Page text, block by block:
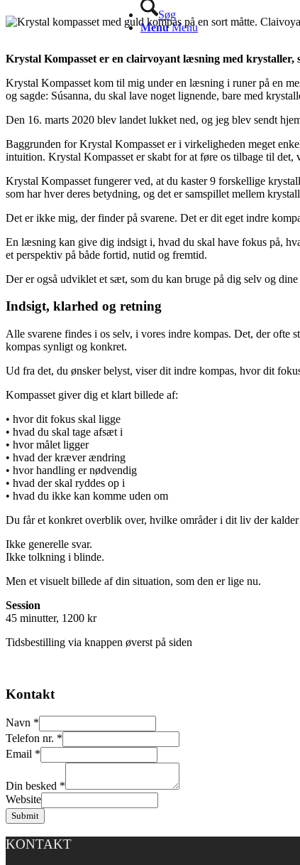
Søg
Menu Menu
Krystal Kompasset er en clairvoyant læsning med
Krystal Kompasset kom til mig under en læsning i runer på en
og sagde: Súsanna, du skal lave noget lignende, bare med
Den 16. marts 2020 blev landet lukket ned, og jeg blev sendt
Baggrunden for Krystal Kompasset er i virkeligheden meget
intuition. Krystal Kompasset er skabt for at føre os tilbage til det,
Krystal Kompasset fungerer ved, at du kaster 9 forskellige
som har hver deres betydning, og det er samspillet mellem
Det er ikke mig, der finder på svarene. Det er dit eget indre
En læsning kan give dig indsigt i, hvad du skal have fokus på,
et perspektiv på både fortid, nutid og fremtid.
Der er også udviklet et sæt, som du kan bruge på dig selv og
Indsigt, klarhed og retning
Alle svarene findes i os selv, i vores indre kompas. Det, der ofte
kompas synligt og konkret.
Ud fra det, du ønsker belyst, viser dit indre kompas, hvor dit
Kompasset giver dig et klart billede af:
• hvor dit fokus skal ligge
• hvad du skal tage afsæt i
• hvor målet ligger
• hvad der kræver ændring
• hvor handling er nødvendig
• hvad der skal ryddes op i
• hvad du ikke kan komme uden om
Du får et konkret overblik over, hvilke områder i dit liv der
Ikke generelle svar.
Ikke tolkning i blinde.
Men et visuelt billede af din situation, som den er lige nu.
Session
45 minutter, 1200 kr
Tidsbestilling via knappen øverst på siden
Kontakt
Navn *
Telefon nr. *
Email *
Din besked *
Website
Submit
KONTAKT